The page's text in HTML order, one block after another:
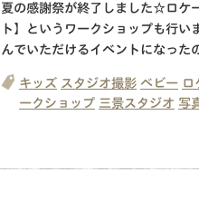
夏の感謝祭が終了しました☆ロケ
ト】というワークショップも行
んでいただけるイベントになった
キッズ スタジオ撮影 ベビー ロ
ークショップ 三景スタジオ 写